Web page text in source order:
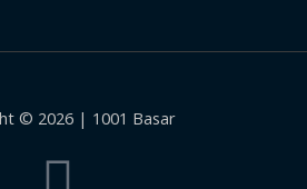
© 2026 | 1001 Basar